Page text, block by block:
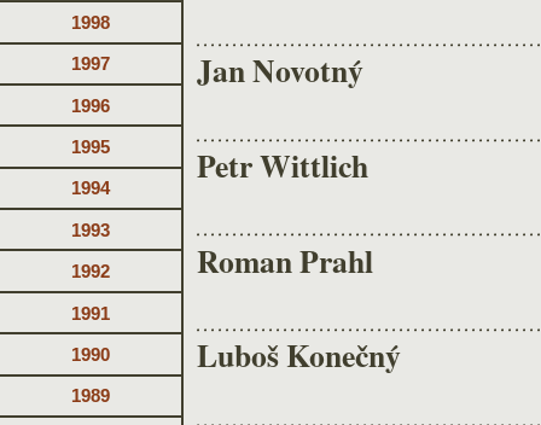
1998
1997
1996
1995
1994
1993
1992
1991
1990
1989
Jan Novotný
Petr Wittlich
Roman Prahl
Luboš Konečný